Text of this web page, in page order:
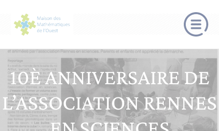
10È ANNIVERSAIRE DE
L’ASSOCIATION RENNES